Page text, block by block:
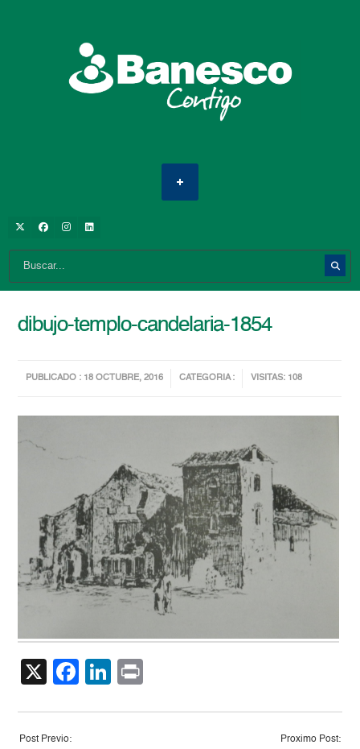
dibujo-templo-candelaria-1854
PUBLICADO : 18 OCTUBRE, 2016 CATEGORIA : VISITAS: 108
X Facebook
LinkedIn
Post Previo: Proximo Post: